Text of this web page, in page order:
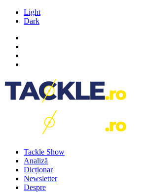
Light
Dark
Tackle Show
Analiză
Dicționar
Newsletter
Despre